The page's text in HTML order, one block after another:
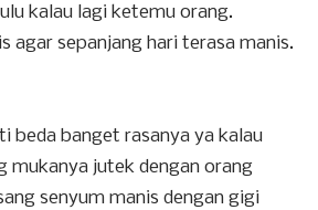
kalau lagi ketemu orang.
agar sepanjang hari terasa manis.
beda banget rasanya ya kalau
mukanya jutek dengan orang
senyum manis dengan gigi